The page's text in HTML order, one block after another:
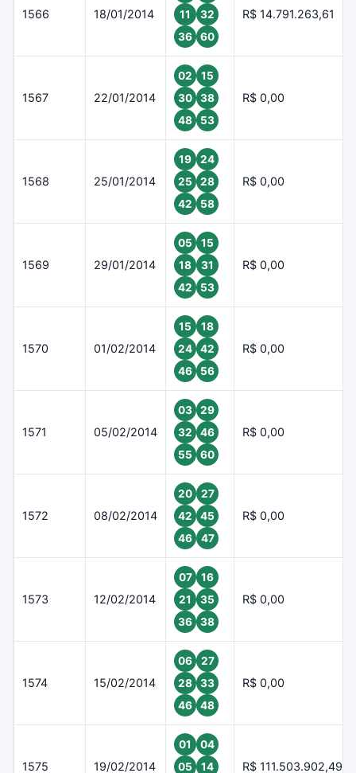
1566 18/01/2014
11
32
36
60
R$ 14.791.263,61
1567 22/01/2014
02
15
30
38
48
53
R$ 0,00
1568 25/01/2014
19
24
25
28
42
58
R$ 0,00
1569 29/01/2014
05
15
18
31
42
53
R$ 0,00
1570 01/02/2014
15
18
24
42
46
56
R$ 0,00
1571 05/02/2014
03
29
32
46
55
60
R$ 0,00
1572 08/02/2014
20
27
42
45
46
47
R$ 0,00
1573 12/02/2014
07
16
21
35
36
38
R$ 0,00
1574 15/02/2014
06
27
28
33
46
48
R$ 0,00
1575 19/02/2014
01
04
05
14 R$ 111.503.902,49